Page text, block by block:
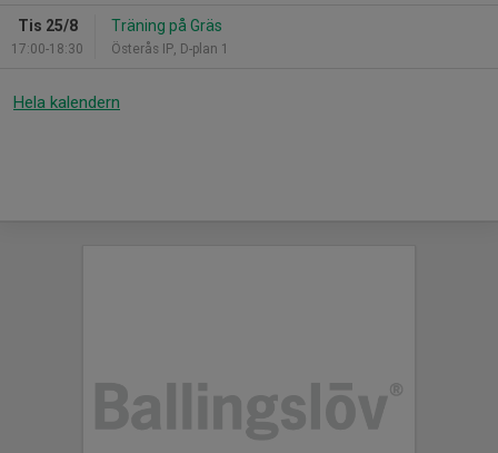
Tis 25/8
17:00-18:30
Träning på Gräs
Österås IP, D-plan 1
Hela kalendern